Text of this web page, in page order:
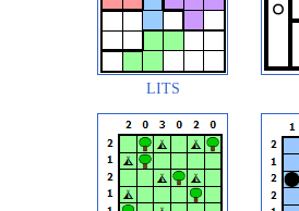
LITS